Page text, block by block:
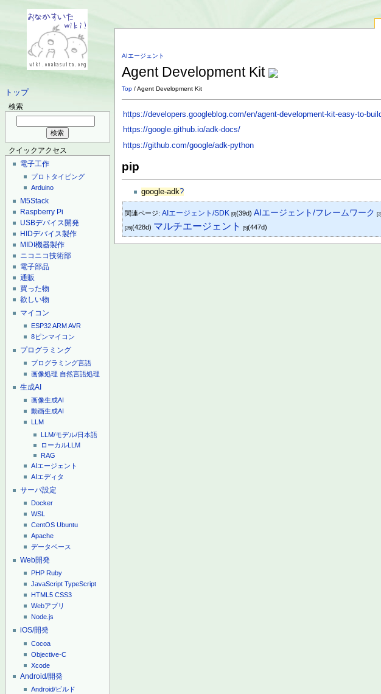
トップ
検索
クイックアクセス
電子工作
プロトタイピング
Arduino
M5Stack
Raspberry Pi
USBデバイス開発
HIDデバイス製作
MIDI機器製作
ニコニコ技術部
電子部品
通販
買った物
欲しい物
マイコン
ESP32ARMAVR
8ピンマイコン
プログラミング
プログラミング言語
画像処理 自然言語処理
生成AI
画像生成AI
動画生成AI
LLM
LLM/モデル/日本語
ローカルLLM
RAG
AIエージェント
AIエディタ
サーバ設定
Docker
WSL
CentOS Ubuntu
Apache
データベース
Web開発
PHP Ruby
JavaScript TypeScript
HTML5 CSS3
Webアプリ
Node.js
iOS/開発
Cocoa
Objective-C
Xcode
Android/開発
Android/ビルド
AIエージェント
Agent Development Kit
Top / Agent Development Kit
https://developers.googleblog.com/en/agent-development-kit-easy-to-
https://google.github.io/adk-docs/
https://github.com/google/adk-python
pip
google-adk?
関連ページ:AIエージェント/SDK [0](39d)AIエージェント/フレームワーク
[26](428d) マルチエージェント [5](447d)